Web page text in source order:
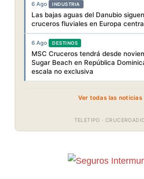
6 Ago· INDUSTRIA
Las bajas aguas del Danubio
cruceros fluviales en Europa
6 Ago· DESTINOS
MSC Cruceros tendrá desde
Sugar Beach en República
escala no exclusiva
Ver todas las
TELETIPO ·